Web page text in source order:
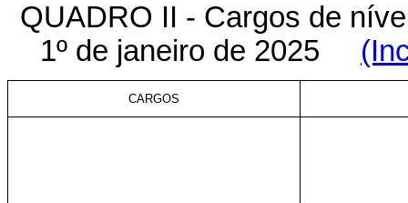
QUADRO II - Cargos de
1º de janeiro de 2025
CARGOS